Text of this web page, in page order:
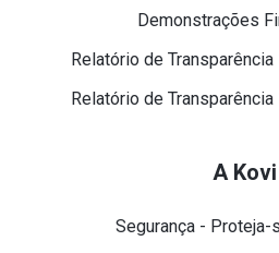
Demonstrações
Relatório de
Relatório de
A Kovi
Segurança -